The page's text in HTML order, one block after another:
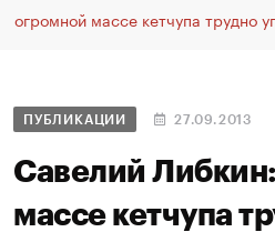
огромной массе кетчупа трудно
ПУБЛИКАЦИИ 27.09.2013
Савелий
массе кетчупа